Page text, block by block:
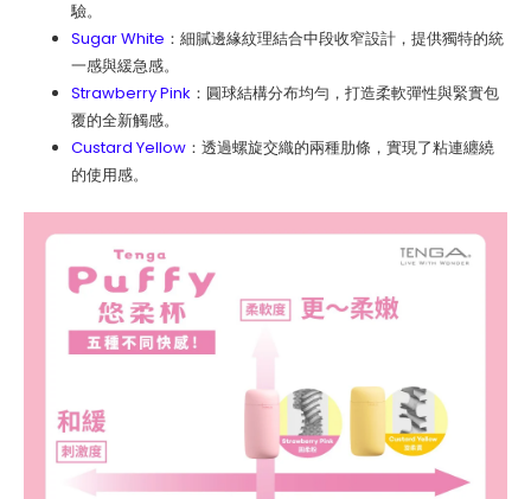
驗。
Sugar White ：細膩邊緣紋理結合中段收窄設計，提供獨特的統
一感與緩急感。
Strawberry Pink ：圓球結構分布均勻，打造柔軟彈性與緊實包
覆的全新觸感。
Custard Yellow ：透過螺旋交織的兩種肋條，實現了粘連纏繞
的使用感。